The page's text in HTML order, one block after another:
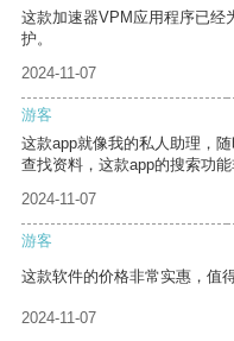
这款加速器VPM应用程序已经
护。
2024-11-07
游客
这款app就像我的私人助理，
查找资料，这款app的搜索功
2024-11-07
游客
这款软件的价格非常实惠，值得
2024-11-07